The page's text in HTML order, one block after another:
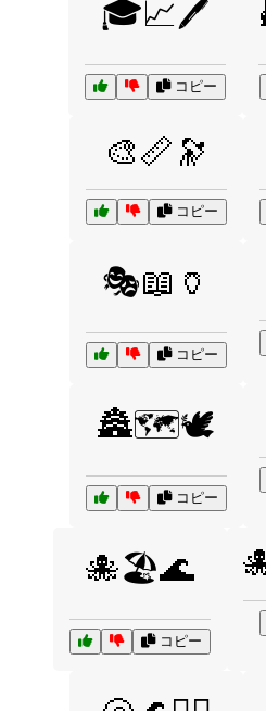
🎓📈🖊️
コピー
🎨📏🔭
コピー
🎭📖🏺
コピー
🏯🗺️🕊️
コピー
🐙🏖️🌊
コピー